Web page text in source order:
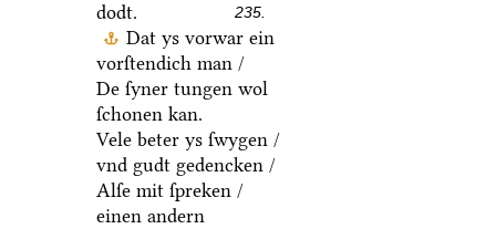
dodt.
235.
Dat ys vorwar ein
vorſtendich man /
De ſyner tungen wol
ſchonen kan.
Vele beter ys ſwygen /
vnd gudt gedencken /
Alſe mit ſpreken /
einen andern